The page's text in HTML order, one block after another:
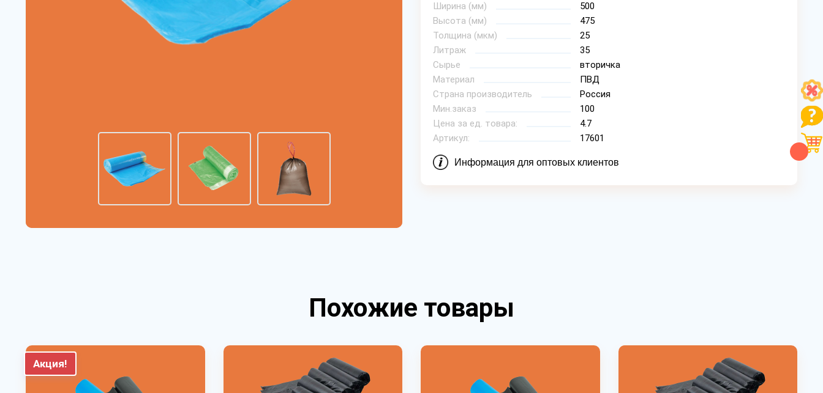
Ширина (мм)
500
Высота (мм)
475
Толщина (мкм)
25
Литраж
35
Сырье
вторичка
Материал
ПВД
Страна производитель
Россия
Мин.заказ
100
Цена за ед. товара:
4.7
Артикул:
17601
Информация для оптовых клиентов
Похожие товары
Акция!